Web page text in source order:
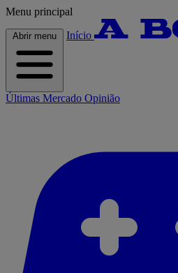
Menu principal
Abrir menu Início
Últimas Mercado Opinião